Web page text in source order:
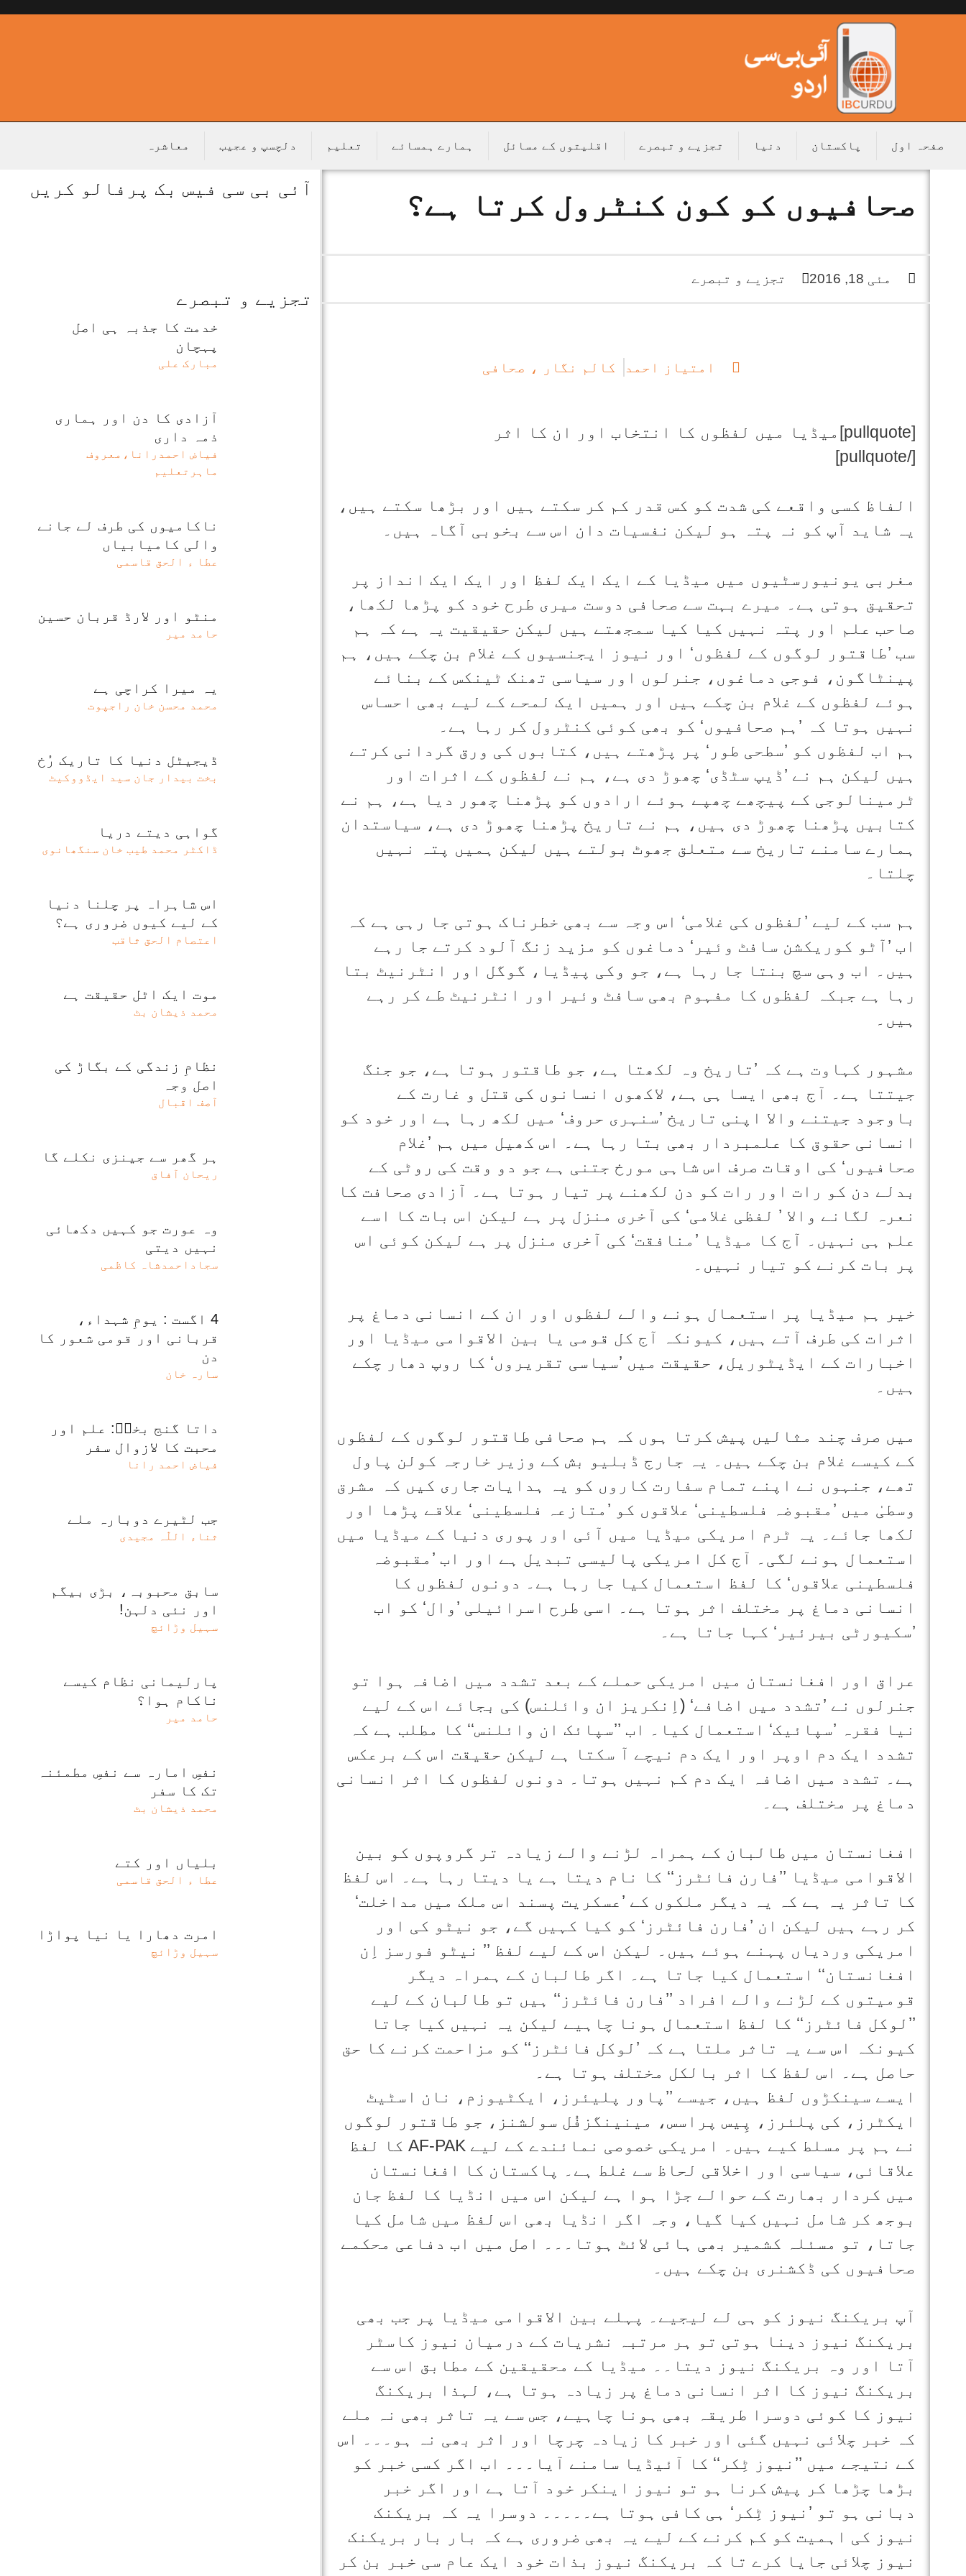
صفحہ اول پاکستان دنیا تجزیے و تبصرے اقلیتوں کے مسائل ہمارے ہمسائے تعلیم دلچسپ و عجیب معاشرہ
صحافیوں کو کون کنٹرول کرتا ہے؟
مئی 18, 2016 تجزیے و تبصرے
امتیاز احمد کالم نگار ، صحافی
[pullquote]میڈیا میں لفظوں کا انتخاب اور ان کا اثر
[/pullquote]
الفاظ کسی واقعے کی شدت کو کس قدر کم کر سکتے ہیں اور بڑھا سکتے ہیں،
یہ شاید آپ کو نہ پتہ ہو لیکن نفسیات دان اس سے بخوبی آگاہ ہیں۔
مغربی یونیورسٹیوں میں میڈیا کے ایک ایک لفظ اور ایک ایک انداز پر
تحقیق ہوتی ہے۔ میرے بہت سے صحافی دوست میری طرح خود کو پڑھا لکھا،
صاحب علم اور پتہ نہیں کیا کیا سمجھتے ہیں لیکن حقیقیت یہ ہے کہ ہم
سب ’طاقتور لوگوں کے لفظوں‘ اور نیوز ایجنسیوں کے غلام بن چکے ہیں، ہم
پینٹاگون، فوجی دماغوں، جنرلوں اور سیاسی تھنک ٹینکس کے بنائے
ہوئے لفظوں کے غلام بن چکے ہیں اور ہمیں ایک لمحے کے لیے بھی احساس
نہیں ہوتا کہ ’ہم صحافیوں‘ کو بھی کوئی کنٹرول کر رہا ہے۔
ہم اب لفظوں کو ’سطحی طور‘ پر پڑھتے ہیں، کتابوں کی ورق گردانی کرتے
ہیں لیکن ہم نے ’ڈیپ سٹڈی‘ چھوڑ دی ہے، ہم نے لفظوں کے اثرات اور
ٹرمینالوجی کے پیچھے چھپے ہوئے ارادوں کو پڑھنا چھور دیا ہے، ہم نے
کتابیں پڑھنا چھوڑ دی ہیں، ہم نے تاریخ پڑھنا چھوڑ دی ہے، سیاستدان
ہمارے سامنے تاریخ سے متعلق جھوٹ بولتے ہیں لیکن ہمیں پتہ نہیں
چلتا۔
ہم سب کے لیے ’لفظوں کی غلامی‘ اس وجہ سے بھی خطرناک ہوتی جا رہی ہے کہ
اب ’آٹو کوریکشن سافٹ وئیر‘ دماغوں کو مزید زنگ آلود کرتے جا رہے
ہیں۔ اب وہی سچ بنتا جا رہا ہے، جو وکی پیڈیا، گوگل اور انٹرنیٹ بتا
رہا ہے جبکہ لفظوں کا مفہوم بھی سافٹ وئیر اور انٹرنیٹ طے کر رہے
ہیں۔
مشہور کہاوت ہے کہ ’تاریخ وہ لکھتا ہے، جو طاقتور ہوتا ہے، جو جنگ
جیتتا ہے۔ آج بھی ایسا ہی ہے، لاکھوں انسانوں کی قتل و غارت کے
باوجود جیتنے والا اپنی تاریخ ’سنہری حروف‘ میں لکھ رہا ہے اور خود کو
انسانی حقوق کا علمبردار بھی بتا رہا ہے۔ اس کھیل میں ہم ’غلام
صحافیوں‘ کی اوقات صرف اس شاہی مورخ جتنی ہے جو دو وقت کی روٹی کے
بدلے دن کو رات اور رات کو دن لکھنے پر تیار ہوتا ہے۔ آزادی صحافت کا
نعرہ لگانے والا ’ لفظی غلامی‘ کی آخری منزل پر ہے لیکن اس بات کا اسے
علم ہی نہیں۔ آج کا میڈیا ’منافقت‘ کی آخری منزل پر ہے لیکن کوئی اس
پر بات کرنے کو تیار نہیں۔
خیر ہم میڈیا پر استعمال ہونے والے لفظوں اور ان کے انسانی دماغ پر
اثرات کی طرف آتے ہیں، کیونکہ آج کل قومی یا بین الاقوامی میڈیا اور
اخبارات کے ایڈیٹوریل، حقیقت میں ’سیاسی تقریروں‘ کا روپ دھار چکے
ہیں۔
میں صرف چند مثالیں پیش کرتا ہوں کہ ہم صحافی طاقتور لوگوں کے لفظوں
کے کیسے غلام بن چکے ہیں۔ یہ جارج ڈبلیو بش کے وزیر خارجہ کولن پاول
تھے، جنہوں نے اپنے تمام سفارت کاروں کو یہ ہدایات جاری کیں کہ مشرق
وسطیٰ میں ’مقبوضہ فلسطینی‘ علاقوں کو ’متازعہ فلسطینی‘ علاقے پڑھا اور
لکھا جائے۔ یہ ٹرم امریکی میڈیا میں آئی اور پوری دنیا کے میڈیا میں
استعمال ہونے لگی۔ آج کل امریکی پالیسی تبدیل ہے اور اب ’مقبوضہ
فلسطینی علاقوں‘ کا لفظ استعمال کیا جا رہا ہے۔ دونوں لفظوں کا
انسانی دماغ پر مختلف اثر ہوتا ہے۔ اسی طرح اسرائیلی ’وال‘ کو اب
’سکیورٹی بیرئیر‘ کہا جاتا ہے۔
عراق اور افغانستان میں امریکی حملے کے بعد تشدد میں اضافہ ہوا تو
جنرلوں نے ’تشدد میں اضافے‘ (اِنکریز ان وائلنس) کی بجائے اس کے لیے
نیا فقرہ ’سپائیک‘ استعمال کیا۔ اب ’’سپائک ان وائلنس‘‘ کا مطلب ہے کہ
تشدد ایک دم اوپر اور ایک دم نیچے آ سکتا ہے لیکن حقیقت اس کے برعکس
ہے۔ تشدد میں اضافہ ایک دم کم نہیں ہوتا۔ دونوں لفظوں کا اثر انسانی
دماغ پر مختلف ہے۔
افغانستان میں طالبان کے ہمراہ لڑنے والے زیادہ تر گروپوں کو بین
الاقوامی میڈیا ’’فارن فائٹرز‘‘ کا نام دیتا ہے یا دیتا رہا ہے۔ اس لفظ
کا تاثر یہ ہے کہ یہ دیگر ملکوں کے ’عسکریت پسند اس ملک میں مداخلت‘
کر رہے ہیں لیکن ان ’فارن فائٹرز‘ کو کیا کہیں گے، جو نیٹو کی اور
امریکی وردیاں پہنے ہوئے ہیں۔ لیکن اس کے لیے لفظ ’’ نیٹو فورسز اِن
افغانستان‘‘ استعمال کیا جاتا ہے۔ اگر طالبان کے ہمراہ دیگر
قومیتوں کے لڑنے والے افراد ’’فارن فائٹرز‘‘ ہیں تو طالبان کے لیے
’’لوکل فائٹرز‘‘ کا لفظ استعمال ہونا چاہیے لیکن یہ نہیں کیا جاتا
کیونکہ اس سے یہ تاثر ملتا ہے کہ ’لوکل فائٹرز‘‘ کو مزاحمت کرنے کا حق
حاصل ہے۔ اس لفظ کا اثر بالکل مختلف ہوتا ہے۔
ایسے سینکڑوں لفظ ہیں، جیسے ’’پاور پلیئرز، ایکٹیوزم، نان اسٹیٹ
ایکٹرز، کی پلئرز، پِیس پراسس، مینینگزفُل سولشنز، جو طاقتور لوگوں
نے ہم پر مسلط کیے ہیں۔ امریکی خصوصی نمائندے کے لیے AF-PAK کا لفظ
علاقائی، سیاسی اور اخلاقی لحاظ سے غلط ہے۔ پاکستان کا افغانستان
میں کردار بھارت کے حوالے جڑا ہوا ہے لیکن اس میں انڈیا کا لفظ جان
بوجھ کر شامل نہیں کیا گیا، وجہ اگر انڈیا بھی اس لفظ میں شامل کیا
جاتا، تو مسئلہ کشمیر بھی ہائی لائٹ ہوتا۔۔۔ اصل میں اب دفاعی محکمے
صحافیوں کی ڈکشنری بن چکے ہیں۔
آپ بریکنگ نیوز کو ہی لے لیجیے۔ پہلے بین الاقوامی میڈیا پر جب بھی
بریکنگ نیوز دینا ہوتی تو ہر مرتبہ نشریات کے درمیان نیوز کاسٹر
آتا اور وہ بریکنگ نیوز دیتا۔۔ میڈیا کے محقیقین کے مطابق اس سے
بریکنگ نیوز کا اثر انسانی دماغ پر زیادہ ہوتا ہے، لہذا بریکنگ
نیوز کا کوئی دوسرا طریقہ بھی ہونا چاہیے، جس سے یہ تاثر بھی نہ ملے
کہ خبر چلائی نہیں گئی اور خبر کا زیادہ چرچا اور اثر بھی نہ ہو۔۔۔ اس
کے نتیجے میں ’’نیوز ٹِکر‘‘ کا آئیڈیا سامنے آیا۔۔۔ اب اگر کسی خبر کو
بڑھا چڑھا کر پیش کرنا ہو تو نیوز اینکر خود آتا ہے اور اگر خبر
دبانی ہو تو ’نیوز ٹِکر‘ ہی کافی ہوتا ہے۔۔۔۔۔ دوسرا یہ کہ بریکنک
نیوز کی اہمیت کو کم کرنے کے لیے یہ بھی ضروری ہے کہ بار بار بریکنک
نیوز چلائی جایا کرے تا کہ بریکنگ نیوز بذات خود ایک عام سی خبر بن کر
آئی بی سی فیس بک پرفالو کریں
تجزیے و تبصرے
خدمت کا جذبہ ہی اصل
پہچان
مبارک علی
آزادی کا دن اور ہماری
ذمہ داری
فیاض احمدرانا،معروف
ماہرتعلیم
ناکامیوں کی طرف لے جانے
والی کامیابیاں
عطا ء الحق قاسمی
منٹو اور لارڈ قربان حسین
حامد میر
یہ میرا کراچی ہے
محمد محسن خان راجپوت
ڈیجیٹل دنیا کا تاریک رُخ
بخت بیدار جان سید ایڈووکیٹ
گواہی دیتے دریا
ڈاکٹر محمد طیب خان سنگھانوی
اس شاہراہ پر چلنا دنیا
کے لیے کیوں ضروری ہے؟
اعتصام الحق ثاقب
موت ایک اٹل حقیقت ہے
محمد ذیشان بٹ
نظامِ زندگی کے بگاڑ کی
اصل وجہ
آصف اقبال
ہر گھر سے جینزی نکلے گا
ریحان آفاق
وہ عورت جو کہیں دکھائی
نہیں دیتی
سجاداحمدشاہ کاظمی
4 اگست : یومِ شہداء،
قربانی اور قومی شعور کا
دن
سارہ خان
داتا گنج بخشؒ: علم اور
محبت کا لازوال سفر
فیاض احمد رانا
جب لٹیرے دوبارہ ملے
ثناء اللّٰہ مجیدی
سابق محبوبہ، بڑی بیگم
اور نئی دلہن!
سہیل وڑائچ
پارلیمانی نظام کیسے
ناکام ہوا؟
حامد میر
نفسِ امارہ سے نفسِ مطمئنہ
تک کا سفر
محمد ذیشان بٹ
بلیاں اور کتے
عطا ء الحق قاسمی
امرت دھارا یا نیا پواڑا
سہیل وڑائچ